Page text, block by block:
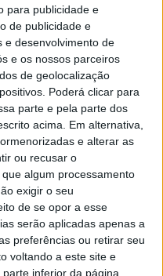
para publicidade e
de publicidade e
e desenvolvimento de
e os nossos parceiros
de geolocalização
Poderá clicar para
parte e pela parte dos
acima. Em alternativa,
e alterar as
ou recusar o
algum processamento
exigir o seu
de se opor a esse
serão aplicadas apenas a
preferências ou retirar seu
voltando a este site e
inferior da página.
«a elevada
da AADP, mesmo com
que ser «uma
no nosso
mas também nos
que temos em mãos»,
o atletismo do Alto
dinamismo e